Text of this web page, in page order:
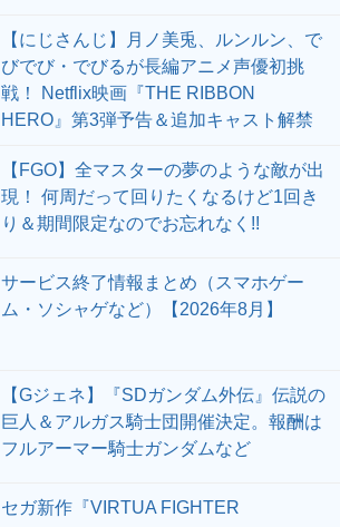
【にじさんじ】月ノ美兎、ルンルン、で
びでび・でびるが長編アニメ声優初挑
戦！ Netflix映画『THE RIBBON
HERO』第3弾予告＆追加キャスト解禁
【FGO】全マスターの夢のような敵が出
現！ 何周だって回りたくなるけど1回き
り＆期間限定なのでお忘れなく!!
サービス終了情報まとめ（スマホゲー
ム・ソシャゲなど）【2026年8月】
【Gジェネ】『SDガンダム外伝』伝説の
巨人＆アルガス騎士団開催決定。報酬は
フルアーマー騎士ガンダムなど
セガ新作『VIRTUA FIGHTER